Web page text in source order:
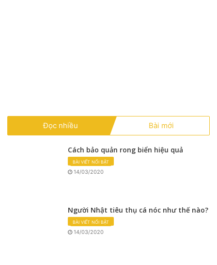
Đọc nhiều Bài mới
Cách bảo quản rong biển hiệu quả
BÀI VIẾT NỔI BẬT
14/03/2020
Người Nhật tiêu thụ cá nóc như thế nào?
BÀI VIẾT NỔI BẬT
14/03/2020